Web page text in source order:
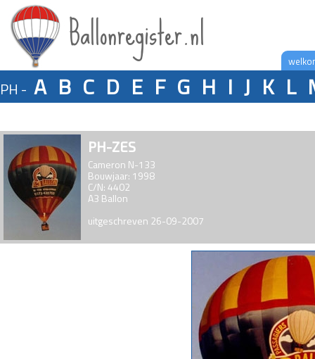
Ballonregister.nl
PH - A B C D E F G H I J K L
PH-ZES
Cameron N-133
Bouwjaar: 1998
C/N: 4402
A3 Ballon
uitgeschreven 26-09-2007